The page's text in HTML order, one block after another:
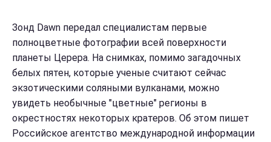
Зонд Dawn передал специалистам первые
полноцветные фотографии всей поверхности
планеты Церера. На снимках, помимо загадочных
белых пятен, которые ученые считают сейчас
экзотическими соляными вулканами, можно
увидеть необычные "цветные" регионы в
окрестностях некоторых кратеров. Об этом пишет
Российское агентство международной информации